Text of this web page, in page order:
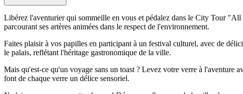
Libérez l'aventurier qui sommeille en vous et pédalez dans le City Tour
parcourant ses artères animées dans le respect de l'environnement.
Faites plaisir à vos papilles en participant à un festival culturel, avec de
le palais, reflétant l'héritage gastronomique de la ville.
Mais qu'est-ce qu'un voyage sans un toast ? Levez votre verre à l'aventure
font de chaque verre un délice sensoriel.